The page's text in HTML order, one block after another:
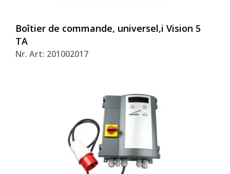
Boîtier de commande, universel,i Vision 5
TA
Nr. Art: 201002017